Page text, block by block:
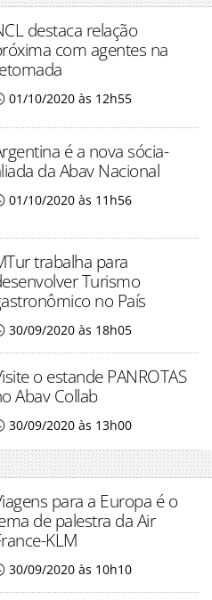
destaca relação
com agentes na
01/10/2020 às 12h55
é a nova sócia-
da Abav Nacional
01/10/2020 às 11h56
trabalha para
Turismo
no País
30/09/2020 às 18h05
o estande PANROTAS
Abav Collab
30/09/2020 às 13h00
para a Europa é o
de palestra da Air
KLM
30/09/2020 às 10h10